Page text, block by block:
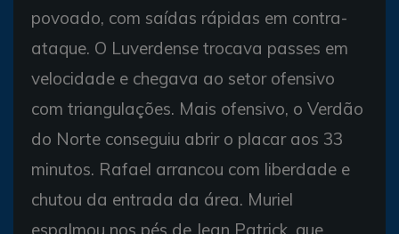
povoado, com saídas rápidas em contra-
ataque. O Luverdense trocava passes em
velocidade e chegava ao setor ofensivo
com triangulações. Mais ofensivo, o Verdão
do Norte conseguiu abrir o placar aos 33
minutos. Rafael arrancou com liberdade e
chutou da entrada da área. Muriel